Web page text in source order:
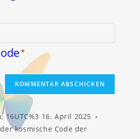
*
16UTC%3 16. April 2025
kosmische Code der